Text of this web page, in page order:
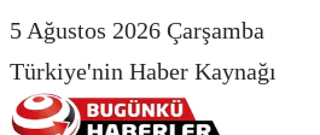
5 Ağustos 2026 Çarşamba
Türkiye'nin Haber Kaynağı